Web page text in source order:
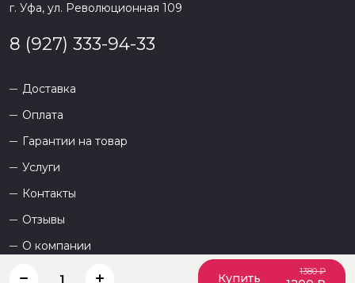
1 Купить 1380 ₽
г. Уфа, ул. Революционная 109
8 (927) 333-94-33
Доставка
Оплата
Гарантии на товар
Услуги
Контакты
Отзывы
О компании